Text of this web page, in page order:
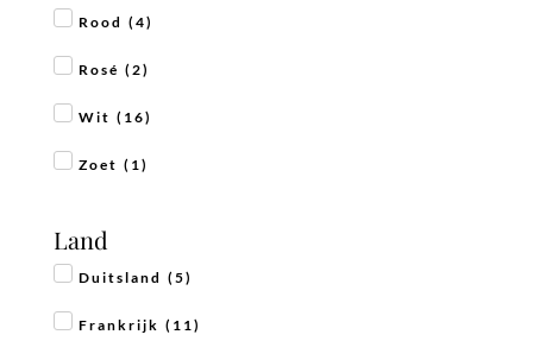
Rood ( 4)
Rosé ( 2)
Wit ( 16)
Zoet ( 1 )
Land
Duitsland ( 5)
Frankrijk ( 11 )